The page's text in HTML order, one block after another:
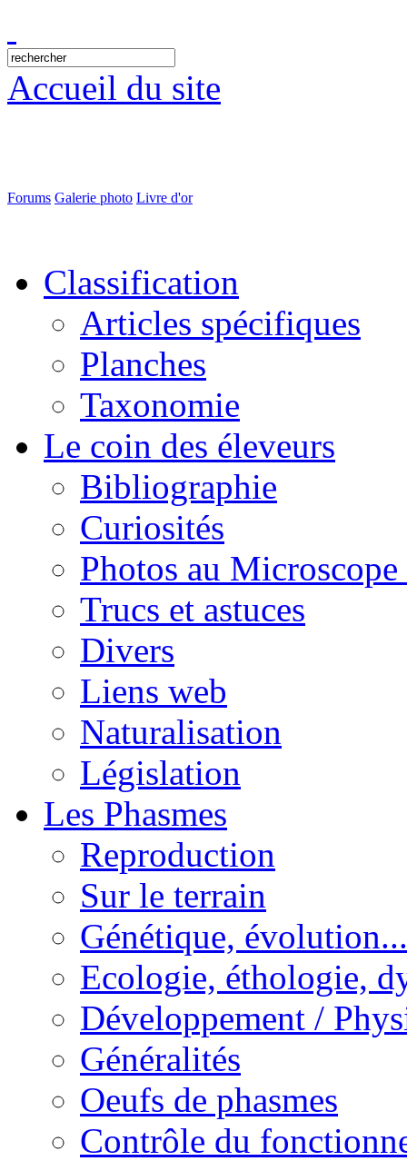
Accueil du site
Forums Galerie photo Livre d'or
Classification
Articles spécifiques
Planches
Taxonomie
Le coin des éleveurs
Bibliographie
Curiosités
Photos au
Trucs et astuces
Divers
Liens web
Naturalisation
Législation
Les Phasmes
Reproduction
Sur le terrain
Génétique, évolution...
Ecologie, éthologie,
Développement /
Généralités
Oeufs de phasmes
Contrôle du